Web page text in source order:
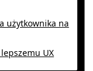
użytkownika na
UX